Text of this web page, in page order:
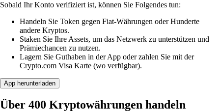
Sobald Ihr Konto verifiziert ist, können Sie Folgendes tun:
Handeln Sie Token gegen Fiat-Währungen oder Hunderte
andere Kryptos.
Staken Sie Ihre Assets, um das Netzwerk zu unterstützen und
Prämiechancen zu nutzen.
Lagern Sie Guthaben in der App oder zahlen Sie mit der
Crypto.com Visa Karte (wo verfügbar).
App herunterladen
Über 400 Kryptowährungen handeln